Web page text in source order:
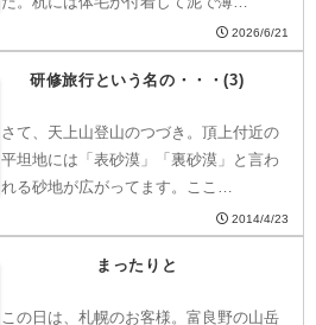
2026/6/21
研修旅行という名の・・・(3)
さて、天上山登山のつづき。頂上付近の
平坦地には「表砂漠」「裏砂漠」と言わ
れる砂地が広がってます。ここ…
2014/4/23
まったりと
この日は、札幌のお客様。富良野の山岳